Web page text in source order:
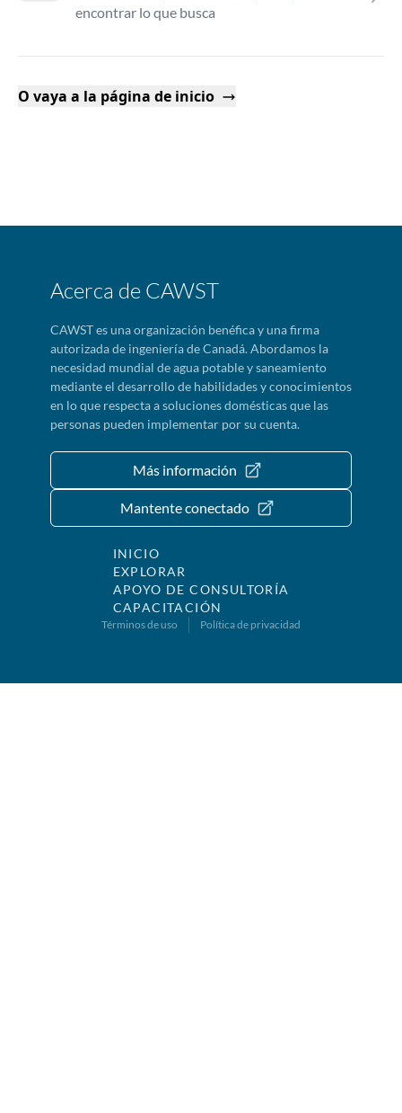
encontrar lo que busca
O vaya a la página de inicio
Acerca de CAWST
CAWST es una organización benéfica y una firma
autorizada de ingeniería de Canadá. Abordamos la
necesidad mundial de agua potable y saneamiento
mediante el desarrollo de habilidades y conocimientos
en lo que respecta a soluciones domésticas que las
personas pueden implementar por su cuenta.
Más información
Mantente conectado
INICIO
EXPLORAR
APOYO DE CONSULTORÍA
CAPACITACIÓN
Términos de uso Política de privacidad